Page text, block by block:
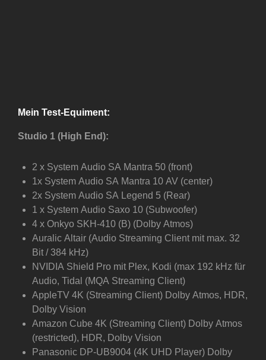
Mein Test-Equiment:
Studio 1 (High End):
2 x System Audio SA Mantra 50 (front)
1x System Audio SA Mantra 10 AV (center)
2x System Audio SA Legend 5 (Rear)
1 x System Audio Saxo 10 (Subwoofer)
4 x Onkyo SKH-410 (B) (Dolby Atmos)
Auralic Altair (Audio Streaming Client mit max. 32
Bit / 384 kHz)
NVIDIA Shield Pro mit Plex, Kodi (max 192 kHz für
Audio, Tidal (MQA Streaming Client)
AppleTV 4K (Streaming Client) Dolby Atmos, HDR,
Dolby Vision
Amazon Cube 4K (Streaming Client) Dolby Atmos
(restricted), HDR, Dolby Vision
Panasonic DP-UB9004 (4K UHD Player) Dolby